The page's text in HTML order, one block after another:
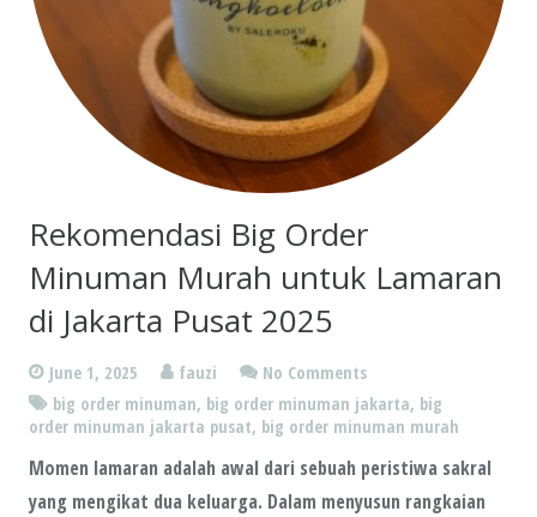
Rekomendasi Big Order
Minuman Murah untuk Lamaran
di Jakarta Pusat 2025
June 1, 2025 fauzi
No Comments
big order minuman, big order minuman jakarta, big
order minuman jakarta pusat, big order minuman murah
Momen lamaran adalah awal dari sebuah peristiwa sakral
yang mengikat dua keluarga. Dalam menyusun rangkaian